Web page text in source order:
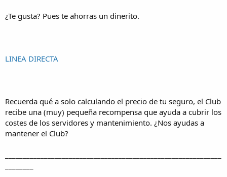
¿Te gusta? Pues te ahorras un dinerito.
LINEA DIRECTA
Recuerda qué a solo calculando el precio de tu seguro, el Club
recibe una (muy) pequeña recompensa que ayuda a cubrir los
costes de los servidores y mantenimiento. ¿Nos ayudas a
mantener el Club?